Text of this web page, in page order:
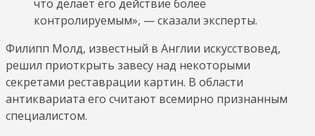
что делает его действие более
контролируемым», — сказали эксперты.
Филипп Молд, известный в Англии искусствовед,
решил приоткрыть завесу над некоторыми
секретами реставрации картин. В области
антиквариата его считают всемирно признанным
специалистом.